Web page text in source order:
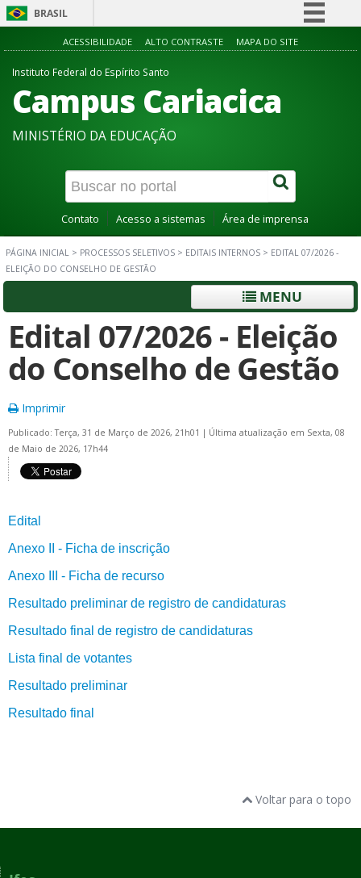
BRASIL
Simplifique!
Participe
Acesso à informação
Canais
ACESSIBILIDADE ALTO CONTRASTE MAPA DO SITE
Instituto Federal do Espírito Santo
Campus Cariacica
MINISTÉRIO DA EDUCAÇÃO
Contato Acesso a sistemas Área de imprensa
PÁGINA INICIAL > PROCESSOS SELETIVOS > EDITAIS INTERNOS > EDITAL 07/2026 -
ELEIÇÃO DO CONSELHO DE GESTÃO
MENU
Edital 07/2026 - Eleição
do Conselho de Gestão
Imprimir
Publicado: Terça, 31 de Março de 2026, 21h01 | Última atualização em Sexta, 08
de Maio de 2026, 17h44
Edital
Anexo II - Ficha de inscrição
Anexo III - Ficha de recurso
Resultado preliminar de registro de candidaturas
Resultado final de registro de candidaturas
Lista final de votantes
Resultado preliminar
Resultado final
Voltar para o topo